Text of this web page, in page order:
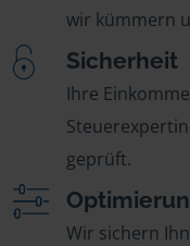
wir kümmern
Sicherheit
Ihre
geprüft.
Wir sichern